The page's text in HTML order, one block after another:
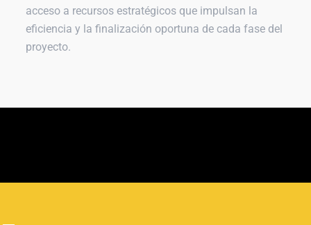
acceso a recursos estratégicos que impulsan la
eficiencia y la finalización oportuna de cada fase del
proyecto.